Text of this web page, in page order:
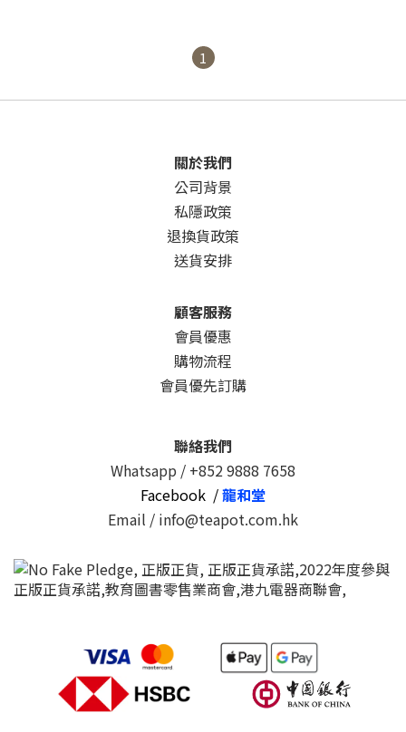
1
關於我們
公司背景
私隱政策
退換貨政策
送貨安排
顧客服務
會員優惠
購物流程
會員優先訂購
聯絡我們
Whatsapp / +852 9888 7658
Facebook /龍和堂
Email / info@teapot.com.hk